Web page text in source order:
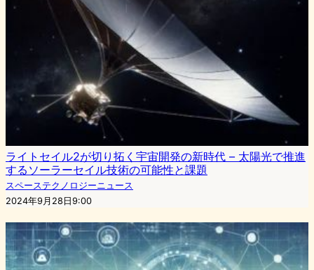
ライトセイル2が切り拓く宇宙開発の新時代 – 太陽光で推進
するソーラーセイル技術の可能性と課題
スペーステクノロジーニュース
2024年9月28日9:00